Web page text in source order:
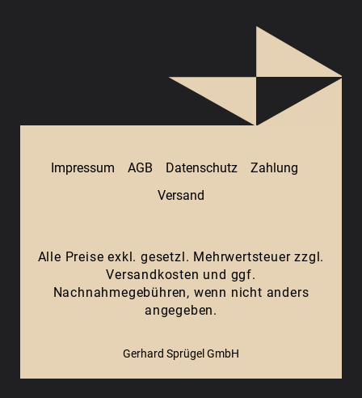
Impressum AGB Datenschutz
Zahlung
Versand
Alle Preise exkl. gesetzl. Mehrwertsteuer zzgl.
Versandkosten und ggf.
Nachnahmegebühren, wenn nicht anders
angegeben.
Gerhard Sprügel GmbH